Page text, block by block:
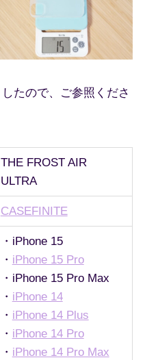
たので、ご参照くださ
THE FROST AIR
ULTRA
CASEFINITE
・iPhone 15
・ iPhone 15 Pro
・iPhone 15 Pro Max
・ iPhone 14
・ iPhone 14 Plus
・ iPhone 14 Pro
・ iPhone 14 Pro Max